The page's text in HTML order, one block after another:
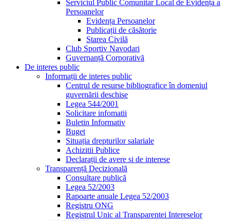
Serviciul Public Comunitar Local de Evidența a
Persoanelor
Evidența Persoanelor
Publicații de căsătorie
Starea Civilă
Club Sportiv Navodari
Guvernanță Corporativă
De interes public
Informații de interes public
Centrul de resurse bibliografice în domeniul
guvernării deschise
Legea 544/2001
Solicitare infomatii
Buletin Informativ
Buget
Situația drepturilor salariale
Achizitii Publice
Declarații de avere si de interese
Transparență Decizională
Consultare publică
Legea 52/2003
Rapoarte anuale Legea 52/2003
Registru ONG
Registrul Unic al Transparentei Intereselor